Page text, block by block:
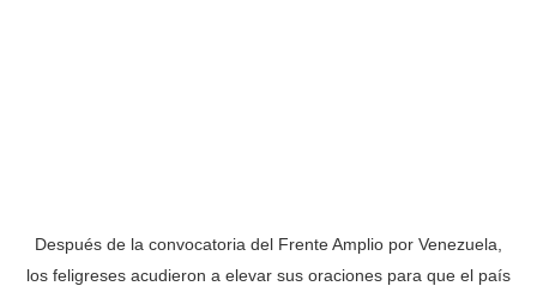
Después de la convocatoria del Frente Amplio por Venezuela,
los feligreses acudieron a elevar sus oraciones para que el país